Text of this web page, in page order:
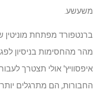
משעשע.
ברנטפורד מפתחת מוניטין
מהר מהחסימות בניסיון
איפסוויץ' אולי תצטרך
החבורות, הם מתרגלים יותר